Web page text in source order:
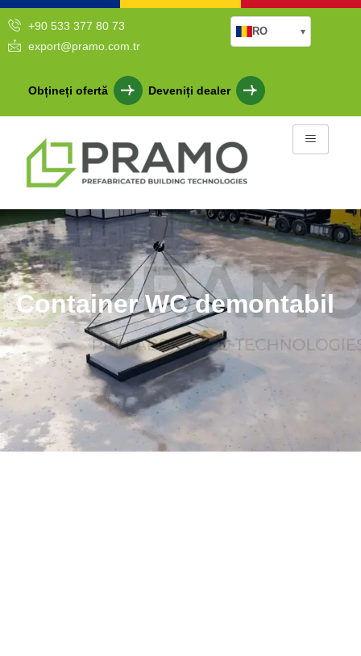
+90 533 377 80 73
export@pramo.com.tr
Obțineți ofertă Deveniți dealer
RO ▾
Container WC demontabil